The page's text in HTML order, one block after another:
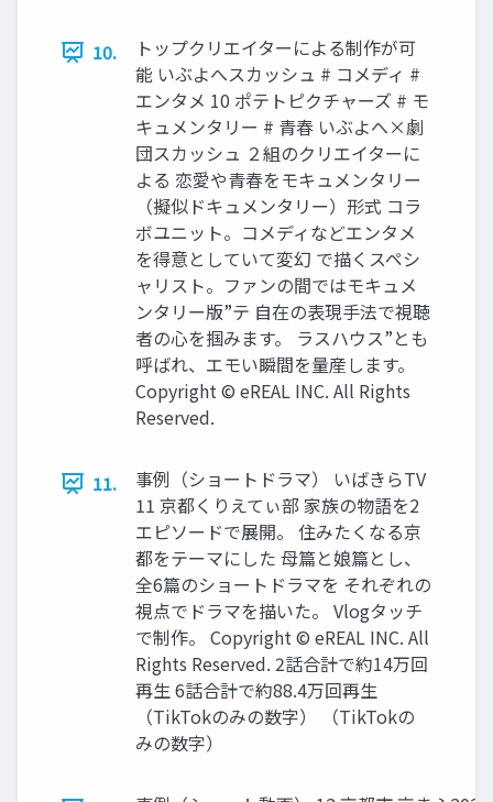
10.
トップクリエイターによる制作が可
能 いぶよへスカッシュ # コメディ #
エンタメ 10 ポテトピクチャーズ # モ
キュメンタリー # 青春 いぶよへ×劇
団スカッシュ ２組のクリエイターに
よる 恋愛や青春をモキュメンタリー
（擬似ドキュメンタリー）形式 コラ
ボユニット。コメディなどエンタメ
を得意としていて変幻 で描くスペシ
ャリスト。ファンの間ではモキュメ
ンタリー版”テ 自在の表現手法で視聴
者の心を掴みます。 ラスハウス”とも
呼ばれ、エモい瞬間を量産します。
Copyright © eREAL INC. All Rights
Reserved.
11.
事例（ショートドラマ） いばきらTV
11 京都くりえてぃ部 家族の物語を2
エピソードで展開。 住みたくなる京
都をテーマにした 母篇と娘篇とし、
全6篇のショートドラマを それぞれの
視点でドラマを描いた。 Vlogタッチ
で制作。 Copyright © eREAL INC. All
Rights Reserved. 2話合計で約14万回
再生 6話合計で約88.4万回再生
（TikTokのみの数字） （TikTokの
みの数字）